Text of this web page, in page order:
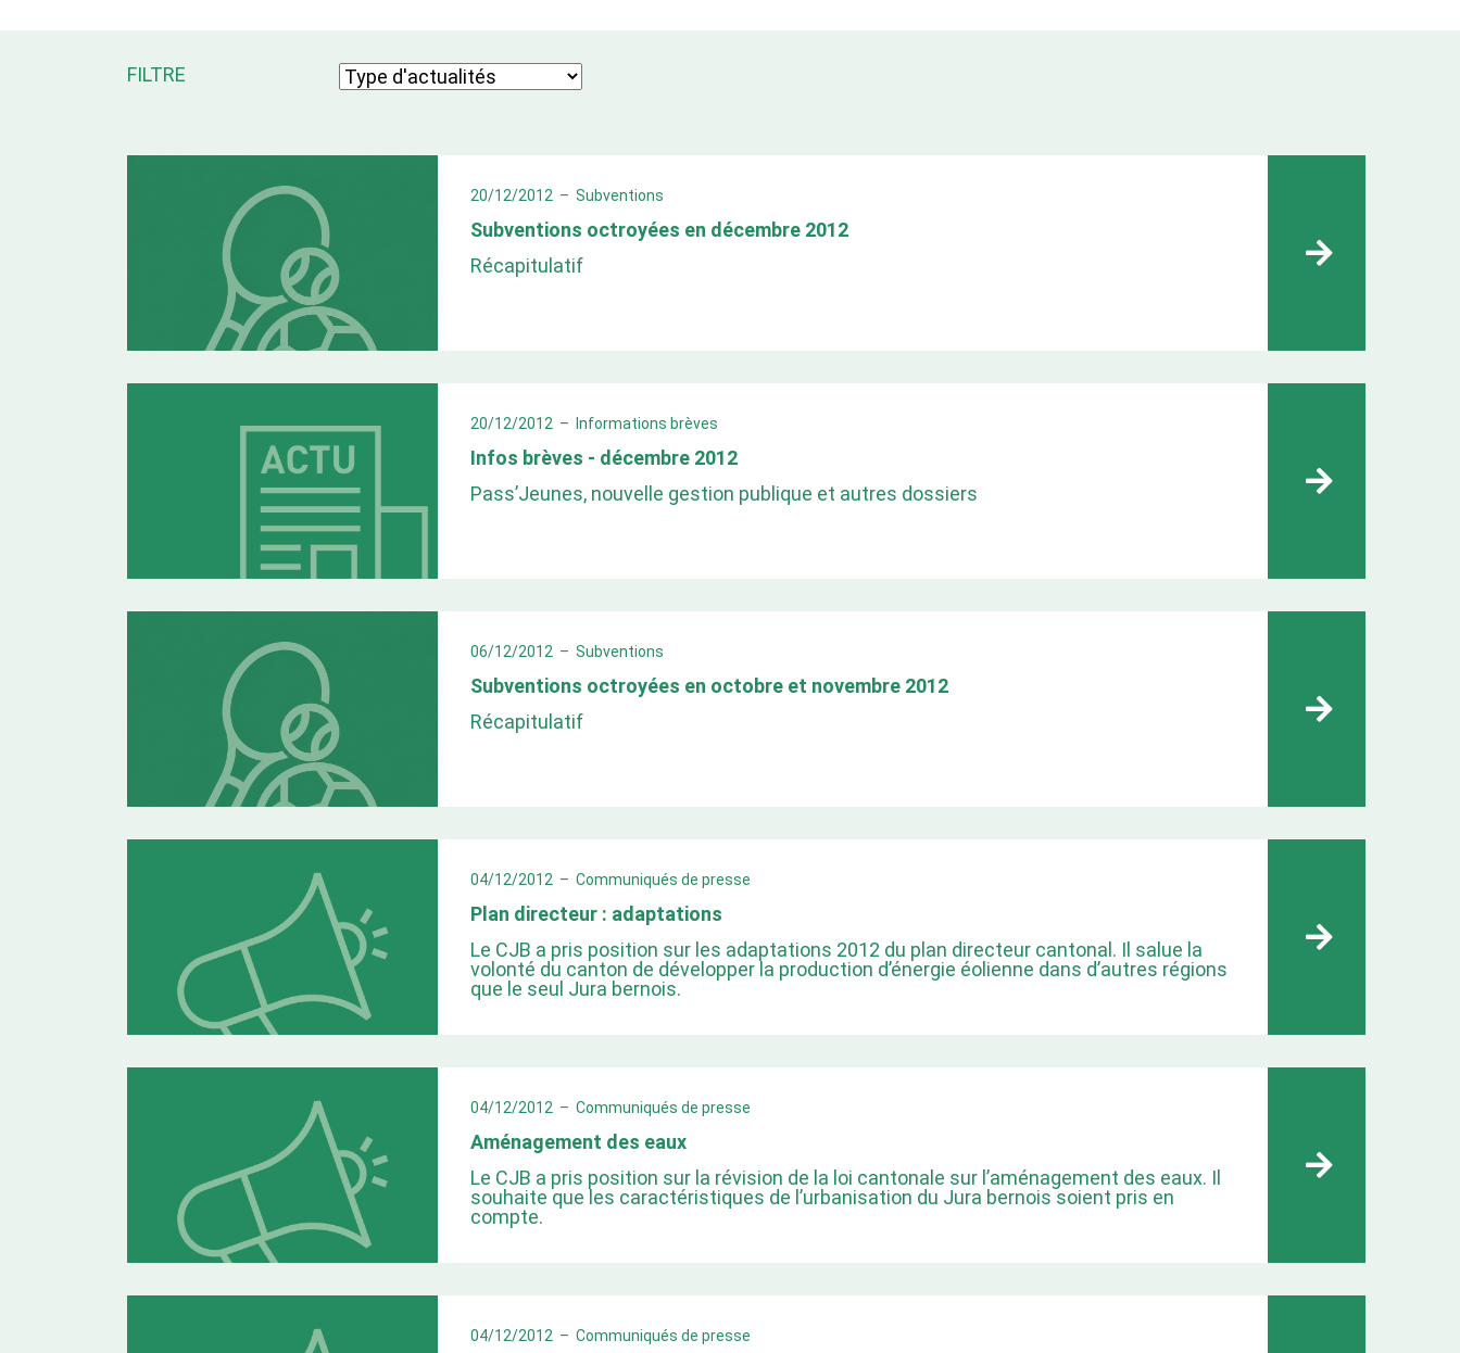
FILTRE
20/12/2012 –Subventions
Subventions octroyées en décembre 2012
Récapitulatif
20/12/2012 – Informations brèves
Infos brèves - décembre 2012
Pass’Jeunes, nouvelle gestion publique et autres dossiers
06/12/2012 –Subventions
Subventions octroyées en octobre et novembre 2012
Récapitulatif
04/12/2012 –Communiqués de presse
Plan directeur : adaptations
Le CJB a pris position sur les adaptations 2012 du plan directeur cantonal. Il salue la
volonté du canton de développer la production d’énergie éolienne dans d’autres régions
que le seul Jura bernois.
04/12/2012 –Communiqués de presse
Aménagement des eaux
Le CJB a pris position sur la révision de la loi cantonale sur l’aménagement des eaux. Il
souhaite que les caractéristiques de l’urbanisation du Jura bernois soient pris en
compte.
04/12/2012 –Communiqués de presse